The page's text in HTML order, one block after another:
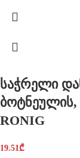
საჭრელი
RONIG
19.51 ₾